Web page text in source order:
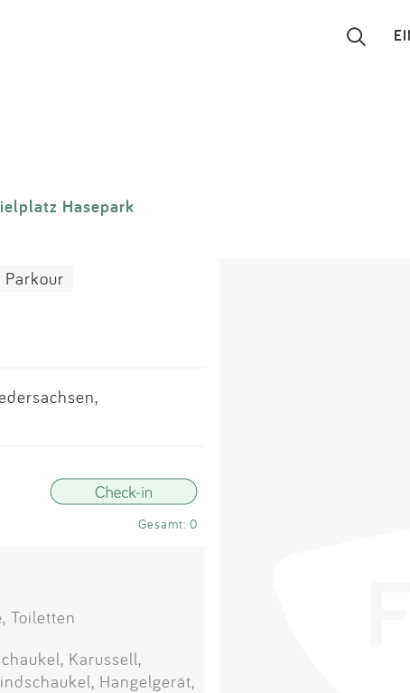
Anmelden
Hasepark
Gesamt: 0
Toiletten
Karussell,
Hangelgerät,